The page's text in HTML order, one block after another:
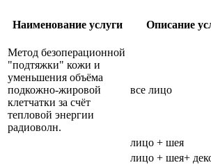
Наименование услуги Описание
Метод безоперационной
"подтяжки" кожи и
уменьшения объёма
подкожно-жировой
клетчатки за счёт
тепловой энергии
радиоволн.
все лицо
лицо + шея
лицо + шея+